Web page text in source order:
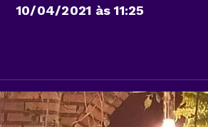
10/04/2021 às 11:25